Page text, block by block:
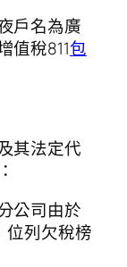
戶名為廣
值稅811包
其法定代
公司由於
位列欠稅榜